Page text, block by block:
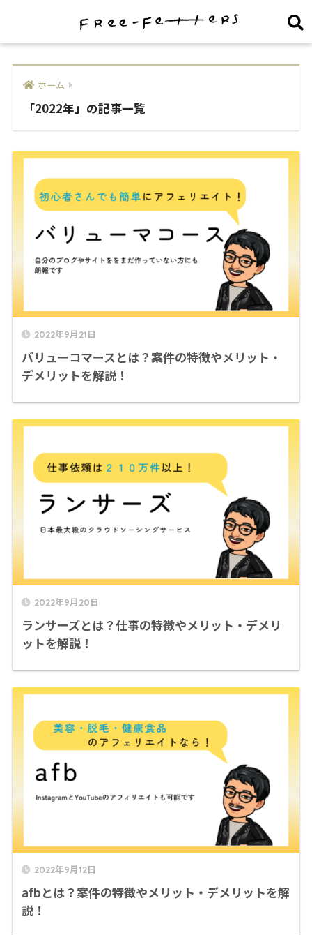
ホーム
「2022年」の記事一覧
2022年9月21日
バリューコマースとは？案件の特徴やメリット・
デメリットを解説！
2022年9月20日
ランサーズとは？仕事の特徴やメリット・デメリ
ットを解説！
2022年9月12日
afbとは？案件の特徴やメリット・デメリットを解
説！